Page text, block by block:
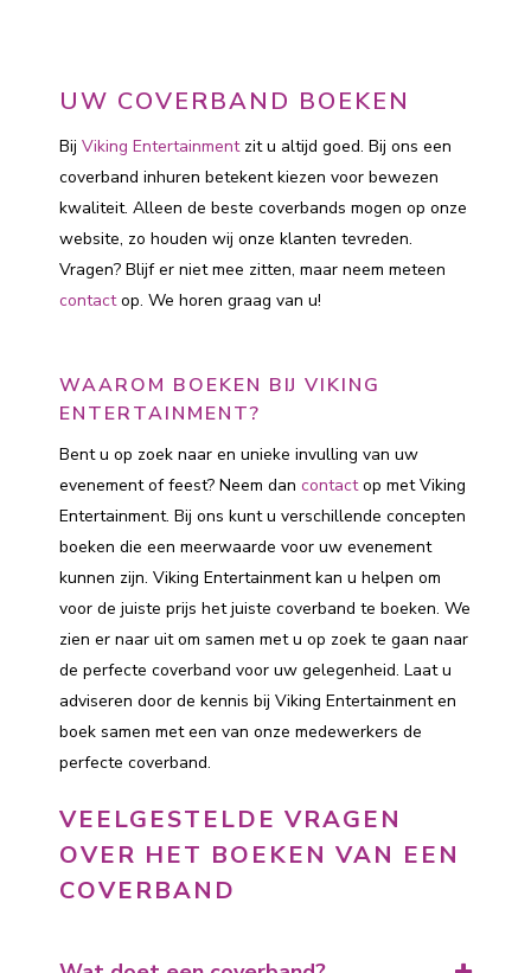
UW COVERBAND BOEKEN
Bij Viking Entertainmentzit u altijd goed. Bij ons een
coverband inhuren betekent kiezen voor bewezen
kwaliteit. Alleen de beste coverbands mogen op onze
website, zo houden wij onze klanten tevreden.
Vragen? Blijf er niet mee zitten, maar neem meteen
contactop. We horen graag van u!
WAAROM BOEKEN BIJ VIKING
ENTERTAINMENT?
Bent u op zoek naar en unieke invulling van uw
evenement of feest? Neem dan contactop met Viking
Entertainment. Bij ons kunt u verschillende concepten
boeken die een meerwaarde voor uw evenement
kunnen zijn. Viking Entertainment kan u helpen om
voor de juiste prijs het juiste coverband te boeken. We
zien er naar uit om samen met u op zoek te gaan naar
de perfecte coverband voor uw gelegenheid. Laat u
adviseren door de kennis bij Viking Entertainment en
boek samen met een van onze medewerkers de
perfecte coverband.
VEELGESTELDE VRAGEN
OVER HET BOEKEN VAN EEN
COVERBAND